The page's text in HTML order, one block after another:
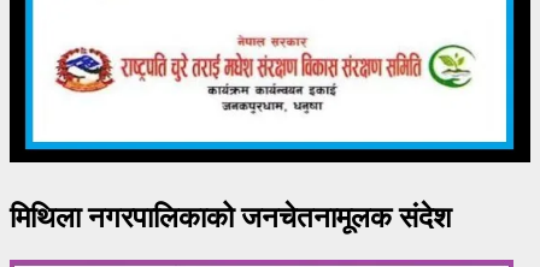
मिथिला नगरपालिकाको जनचेतनामूलक संदेश